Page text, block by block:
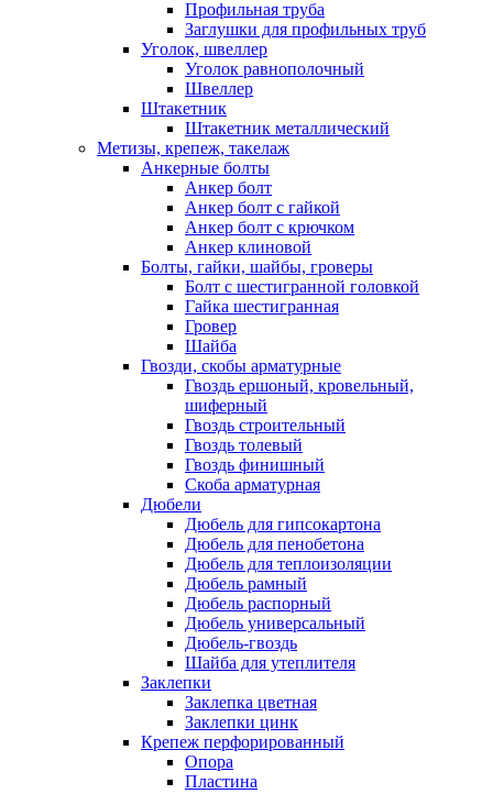
Профильная труба
Заглушки для профильных труб
Уголок, швеллер
Уголок равнополочный
Швеллер
Штакетник
Штакетник металлический
Метизы, крепеж, такелаж
Анкерные болты
Анкер болт
Анкер болт с гайкой
Анкер болт с крючком
Анкер клиновой
Болты, гайки, шайбы, гроверы
Болт c шестигранной головкой
Гайка шестигранная
Гровер
Шайба
Гвозди, скобы арматурные
Гвоздь ершоный, кровельный,
шиферный
Гвоздь строительный
Гвоздь толевый
Гвоздь финишный
Скоба арматурная
Дюбели
Дюбель для гипсокартона
Дюбель для пенобетона
Дюбель для теплоизоляции
Дюбель рамный
Дюбель распорный
Дюбель универсальный
Дюбель-гвоздь
Шайба для утеплителя
Заклепки
Заклепка цветная
Заклепки цинк
Крепеж перфорированный
Опора
Пластина